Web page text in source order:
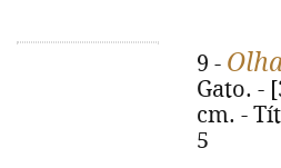
9 -
Gato. -
cm. -
5